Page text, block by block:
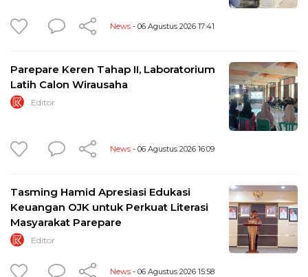
News - 06 Agustus 2026 17:41
Parepare Keren Tahap II, Laboratorium
Latih Calon Wirausaha
Editor
News - 06 Agustus 2026 16:09
Tasming Hamid Apresiasi Edukasi
Keuangan OJK untuk Perkuat Literasi
Masyarakat Parepare
Editor
News - 06 Agustus 2026 15:58